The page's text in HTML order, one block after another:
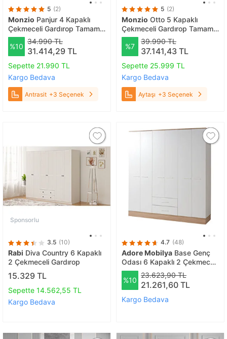
5 (2)
Monzio Panjur 4 Kapaklı
Çekmeceli Gardırop Tamamı
Mdf (antrasit) Antrasit
%10
34.990 TL
31.414,29 TL
Sepette 21.990 TL
Kargo Bedava
Antrasit +3 Seçenek
5 (2)
Monzio Otto 5 Kapaklı
Çekmeceli Gardırop Tamamı
Mdf (aytaşı) Aytaşı
%7
39.990 TL
37.141,43 TL
Sepette 25.999 TL
Kargo Bedava
Aytaşı +3 Seçenek
Sponsorlu
3.5 (10)
Rabi Diva Country 6 Kapaklı
2 Çekmeceli Gardırop
15.329 TL
Sepette 14.562,55 TL
Kargo Bedava
4.7 (48)
Adore Mobilya Base Genç
Odası 6 Kapaklı 2 Çekmeceli
Gardırop
%10
23.623,90 TL
21.261,60 TL
Kargo Bedava